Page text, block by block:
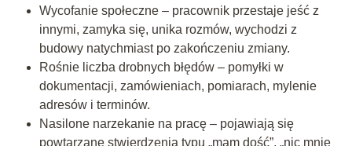
Wycofanie społeczne – pracownik przestaje jeść z
innymi, zamyka się, unika rozmów, wychodzi z
budowy natychmiast po zakończeniu zmiany.
Rośnie liczba drobnych błędów – pomyłki w
dokumentacji, zamówieniach, pomiarach, mylenie
adresów i terminów.
Nasilone narzekanie na pracę – pojawiają się
powtarzane stwierdzenia typu „mam dość”, „nic mnie